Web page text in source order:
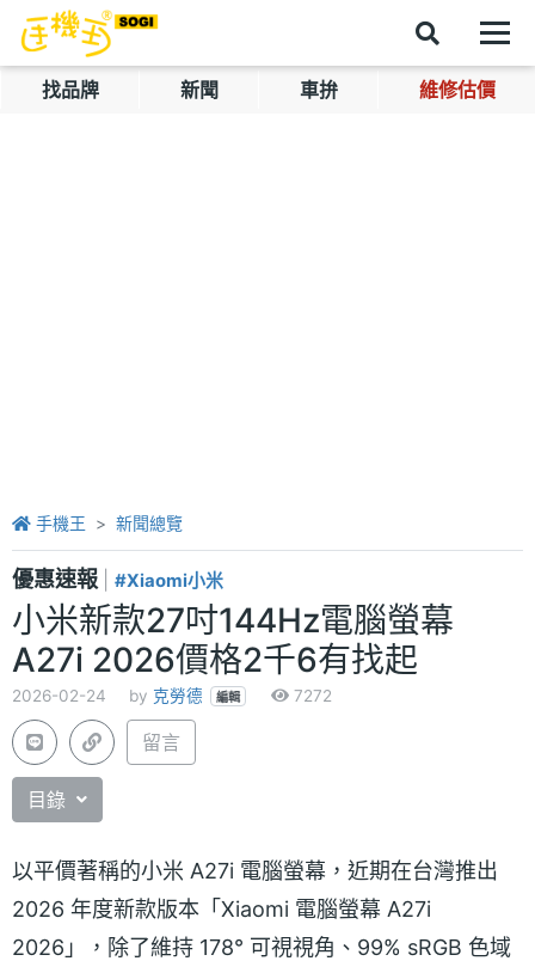
找品牌 新聞 車拚 維修估價
手機王 新聞總覽
優惠速報 #Xiaomi小米
小米新款27吋144Hz電腦螢幕
A27i 2026價格2千6有找起
2026-02-24 by 克勞德 編輯 7272
留言
目錄
以平價著稱的小米 A27i 電腦螢幕，近期在台灣推出
2026 年度新款版本「Xiaomi 電腦螢幕 A27i
2026」，除了維持 178° 可視視角、99% sRGB 色域